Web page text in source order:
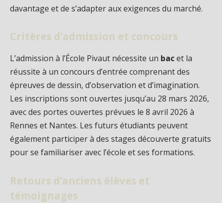
davantage et de s’adapter aux exigences du marché.
Critères d’admission et concours
L’admission à l’École Pivaut nécessite un bacet la
réussite à un concours d’entrée comprenant des
épreuves de dessin, d’observation et d’imagination.
Les inscriptions sont ouvertes jusqu’au 28 mars 2026,
avec des portes ouvertes prévues le 8 avril 2026 à
Rennes et Nantes. Les futurs étudiants peuvent
également participer à des stages découverte gratuits
pour se familiariser avec l’école et ses formations.
Retours d’anciens élèves et
témoignages